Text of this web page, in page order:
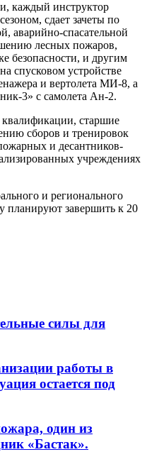
каждый инструктор
сдает зачеты по
аварийно-спасательной
лесных пожаров,
безопасности, и другим
спусковом устройстве
и вертолета МИ-8, а
3» с самолета Ан-2.
старшие
сборов и тренировок
и десантников-
учреждениях
и регионального
планируют завершить к 20
силы для
работы в
остается под
один из
«Бастак».